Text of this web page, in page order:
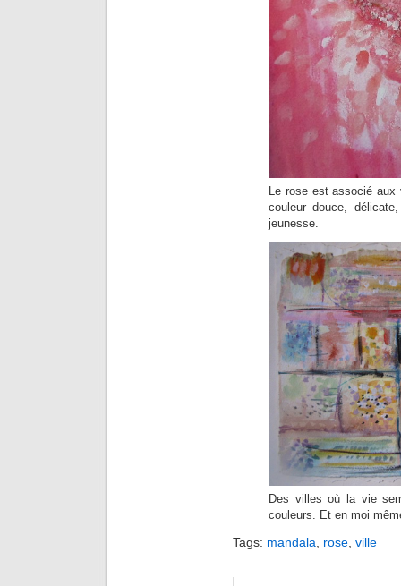
Le rose est associé aux
couleur douce,
jeunesse.
Des villes où la vie
couleurs. Et en moi
Tags: mandala rose ville